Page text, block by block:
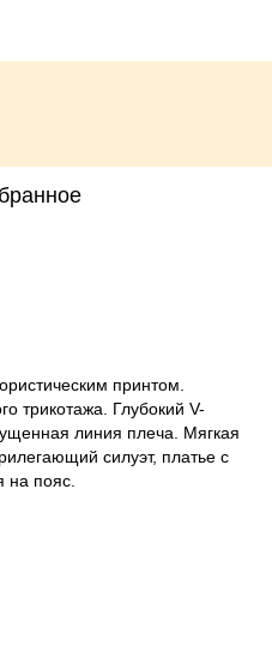
принтом.
трикотажа. Глубокий V-
линия плеча. Мягкая
силуэт, платье с
на пояс.